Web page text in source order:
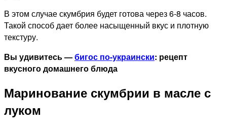
В этом случае скумбрия будет готова через 6-8 часов.
Такой способ дает более насыщенный вкус и плотную
текстуру.
Вы удивитесь —бигос по-украински: рецепт
вкусного домашнего блюда
Маринование скумбрии в масле с
луком